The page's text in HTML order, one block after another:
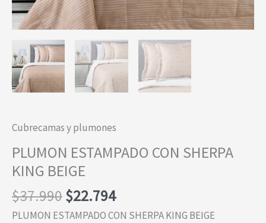
Cubrecamas y plumones
PLUMON ESTAMPADO CON SHERPA
KING BEIGE
$37.990El
precio
$22.794El
precio
PLUMON ESTAMPADO CON SHERPA KING BEIGE